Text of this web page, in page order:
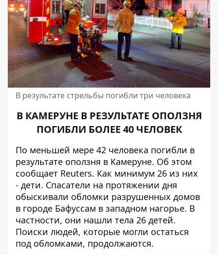
В результате стрельбы погибли три человека
В КАМЕРУНЕ В РЕЗУЛЬТАТЕ ОПОЛЗНЯ
ПОГИБЛИ БОЛЕЕ 40 ЧЕЛОВЕК
По меньшей мере 42 человека погибли в
результате оползня в Камеруне. Об этом
сообщает Reuters. Как минимум 26 из них
- дети. Спасатели на протяжении дня
обыскивали обломки разрушенных домов
в городе Бафуссам в западном нагорье. В
частности, они нашли тела 26 детей.
Поиски людей, которые могли остаться
под обломками, продолжаются.